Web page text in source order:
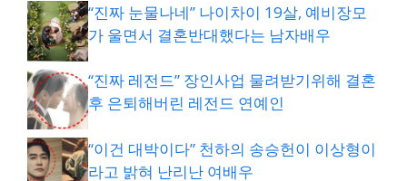
“진짜 눈물나네” 나이차이 19살, 예비장모
가 울면서 결혼반대했다는 남자배우
“진짜 레전드” 장인사업 물려받기위해 결혼
후 은퇴해버린 레전드 연예인
“이건 대박이다” 천하의 송승헌이 이상형이
라고 밝혀 난리난 여배우